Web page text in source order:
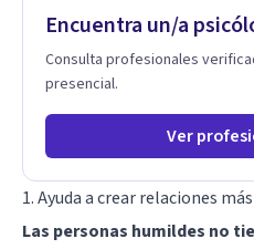
Encuentra un/a
Consulta profesionales
presencial.
Ver
1. Ayuda a crear relaciones
Las personas humildes no